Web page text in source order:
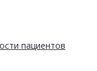
пациентов